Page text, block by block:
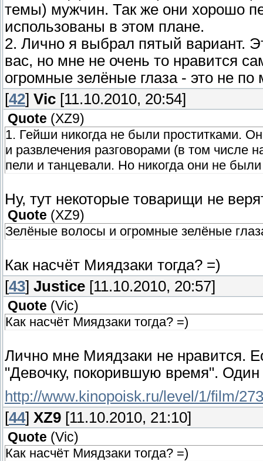
темы) мужчин. Так же они хорошо
использованы в этом плане.
2. Лично я выбрал пятый вариант.
вас, но мне не очень то нравится
огромные зелёные глаза - это не по
[42] Vic [11.10.2010, 20:54]
Quote (XZ9)
1. Гейши никогда не были проститками.
и развлечения разговорами (в том
пели и танцевали. Но никогда они не
Ну, тут некоторые товарищи не
Quote (XZ9)
Зелёные волосы и огромные зелёные
Как насчёт Миядзаки тогда? =)
[43] Justice [11.10.2010, 20:57]
Quote (Vic)
Как насчёт Миядзаки тогда? =)
Лично мне Миядзаки не нравится.
"Девочку, покорившую время".
http://www.kinopoisk.ru/level/1/film/
[44] XZ9 [11.10.2010, 21:10]
Quote (Vic)
Как насчёт Миядзаки тогда? =)